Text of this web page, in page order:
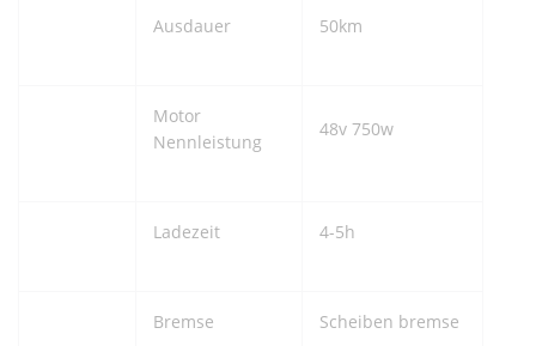
Ausdauer 50km
Motor
Nennleistung
48v 750w
Ladezeit 4-5h
Bremse Scheiben bremse